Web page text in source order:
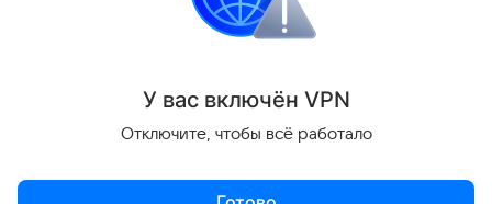
У вас включён VPN
Отключите, чтобы всё работало